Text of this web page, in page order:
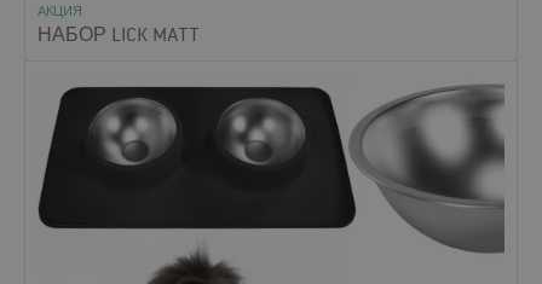
АКЦИЯ
НАБОР LICK MATT